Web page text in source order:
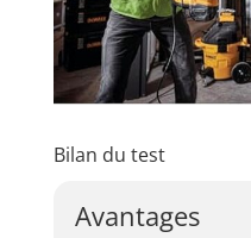
Bilan du test
Avantages